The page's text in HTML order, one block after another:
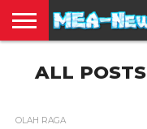
TERBARU
EDUKASI
HIBURAN
INSPIRASI
KESEHATAN
KULINER
OLAH
RAGA
OTOMOTIF
TRAVEL
JUAL
BELI
ALL
OLAH RAGA